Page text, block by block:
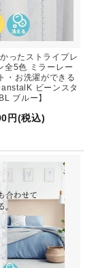
ったストライプレ
全5色 ミラーレー
・お洗濯ができる
ビーンスタ
ブルー】
円(税込)